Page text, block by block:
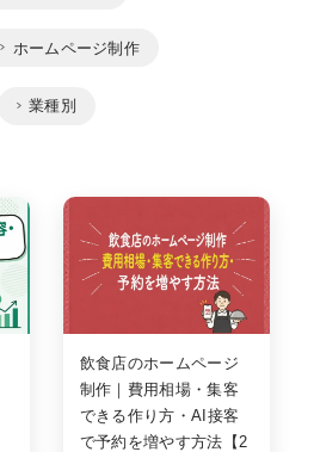
ホームページ制作
業種別
飲食店のホームページ
制作｜費用相場・集客
できる作り方・AI接客
で予約を増やす方法【2